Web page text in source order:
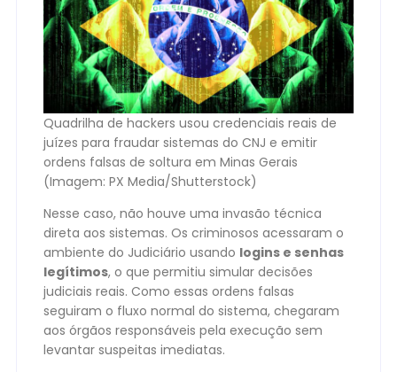
Quadrilha de hackers usou credenciais reais de
juízes para fraudar sistemas do CNJ e emitir
ordens falsas de soltura em Minas Gerais
(Imagem: PX Media/Shutterstock)
Nesse caso, não houve uma invasão técnica
direta aos sistemas. Os criminosos acessaram o
ambiente do Judiciário usando logins e senhas
legítimos, o que permitiu simular decisões
judiciais reais. Como essas ordens falsas
seguiram o fluxo normal do sistema, chegaram
aos órgãos responsáveis pela execução sem
levantar suspeitas imediatas.